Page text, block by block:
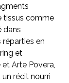
tissus comme
dans
réparties en
et
Arte Povera,
récit nourri